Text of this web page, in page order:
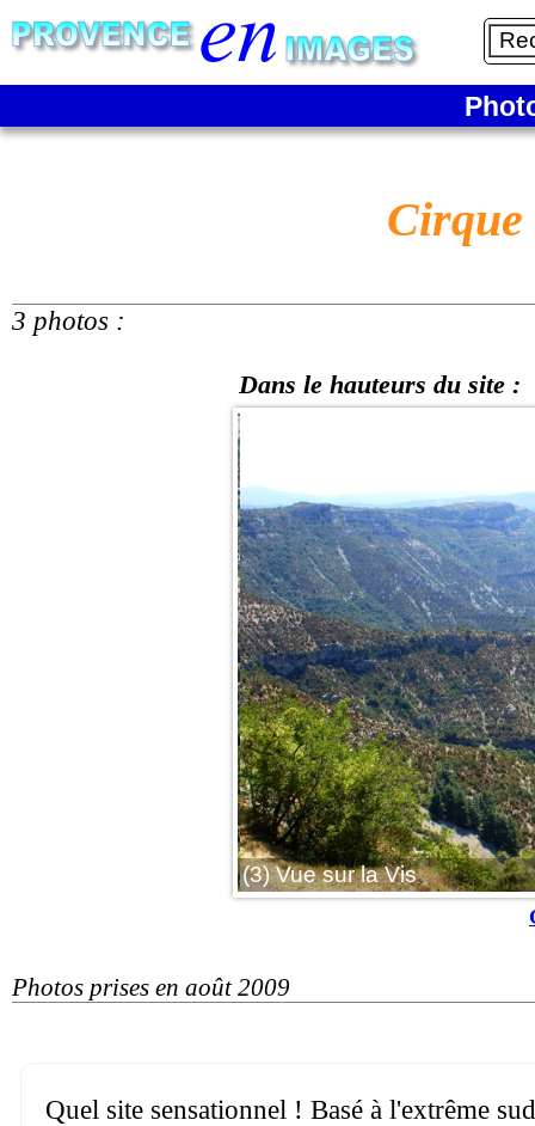
Cirque
3 photos :
Dans le hauteurs du site :
(3) Vue sur la Vis
Photos prises en août 2009
Quel site sensationnel ! Basé à l'extrême